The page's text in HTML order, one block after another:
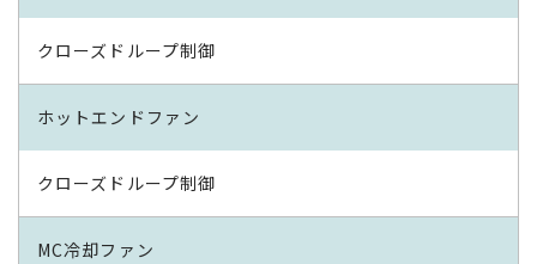
クローズドループ制御
ホットエンドファン
クローズドループ制御
MC冷却ファン